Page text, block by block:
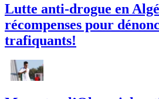
Lutte anti-drogue en
récompenses pour
trafiquants!